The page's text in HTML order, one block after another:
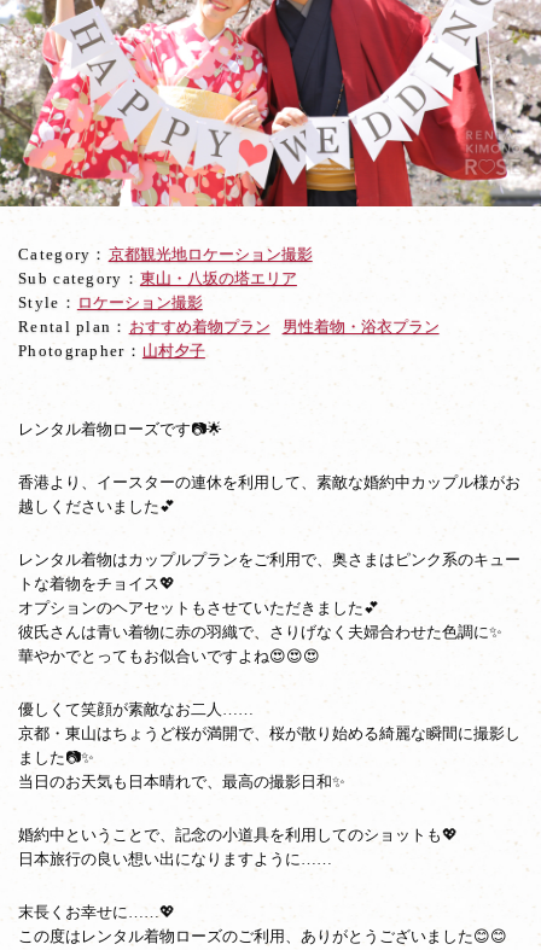
イ
ー
ス
タ
ー
で
お
越
し
ッ
様！
Category： 京都観光地ロケーション撮影
Sub category： 東山・八坂の塔エリア
Style： ロケーション撮影
Rental plan： おすすめ着物プラン
男性着物・浴衣プラン
Photographer： 山村夕子
レンタル着物ローズです📷🌟
香港より、イースターの連休を利用して、素敵な婚約中カップル様がお
越しくださいました💕
レンタル着物はカップルプランをご利用で、奥さまはピンク系のキュー
トな着物をチョイス💖
オプションのヘアセットもさせていただきました💕
彼氏さんは青い着物に赤の羽織で、さりげなく夫婦合わせた色調に✨
華やかでとってもお似合いですよね😍😍😍
優しくて笑顔が素敵なお二人……
京都・東山はちょうど桜が満開で、桜が散り始める綺麗な瞬間に撮影し
ました📷✨
当日のお天気も日本晴れで、最高の撮影日和✨
婚約中ということで、記念の小道具を利用してのショットも💖
日本旅行の良い想い出になりますように……
末長くお幸せに……💖
この度はレンタル着物ローズのご利用、ありがとうございました😊😊